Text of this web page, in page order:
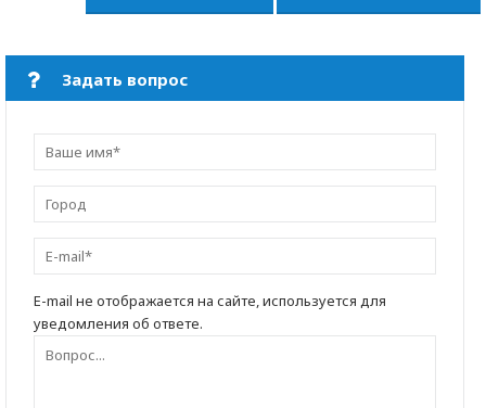
Задать вопрос
E-mail не отображается на сайте, используется для
уведомления об ответе.